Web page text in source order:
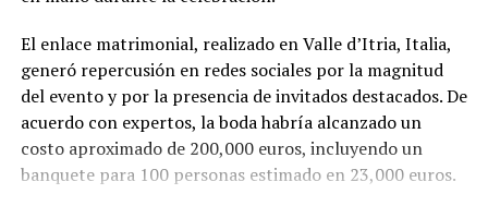
El enlace matrimonial, realizado en Valle d’Itria, Italia,
generó repercusión en redes sociales por la magnitud
del evento y por la presencia de invitados destacados. De
acuerdo con expertos, la boda habría alcanzado un
costo aproximado de 200,000 euros, incluyendo un
banquete para 100 personas estimado en 23,000 euros.